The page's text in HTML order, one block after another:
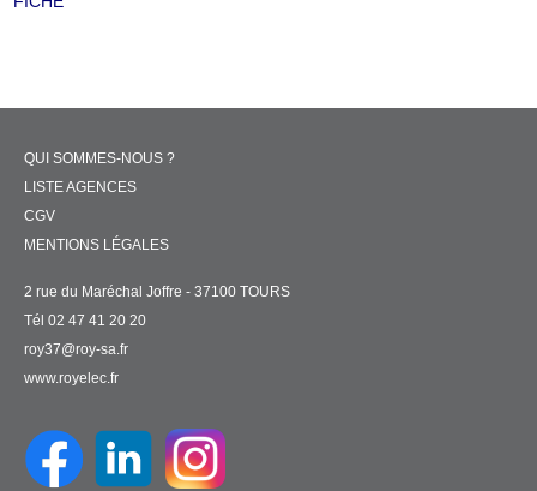
QUI SOMMES-NOUS ?
LISTE AGENCES
CGV
MENTIONS LÉGALES
2 rue du Maréchal Joffre - 37100 TOURS
Tél 02 47 41 20 20
roy37@roy-sa.fr
www.royelec.fr